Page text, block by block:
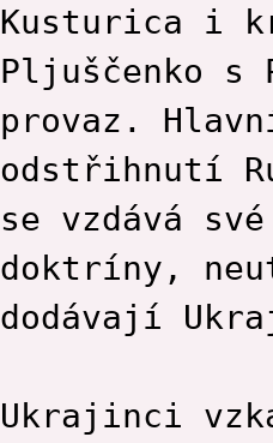
Kusturica i
Pljuščenko s
provaz.
odstřihnutí
se vzdává
doktríny,
dodávají
Ukrajinci